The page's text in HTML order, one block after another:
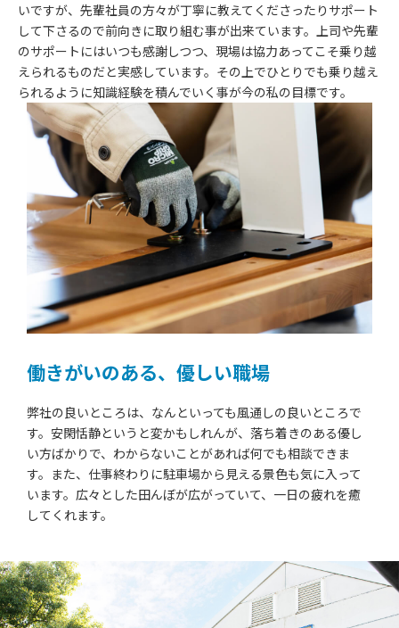
いですが、先輩社員の方々が丁寧に教えてくださったりサポート
して下さるので前向きに取り組む事が出来ています。上司や先輩
のサポートにはいつも感謝しつつ、現場は協力あってこそ乗り越
えられるものだと実感しています。その上でひとりでも乗り越え
られるように知識経験を積んでいく事が今の私の目標です。
働きがいのある、優しい職場
弊社の良いところは、なんといっても風通しの良いところで
す。安閑恬静というと変かもしれんが、落ち着きのある優し
い方ばかりで、わからないことがあれば何でも相談できま
す。また、仕事終わりに駐車場から見える景色も気に入って
います。広々とした田んぼが広がっていて、一日の疲れを癒
してくれます。